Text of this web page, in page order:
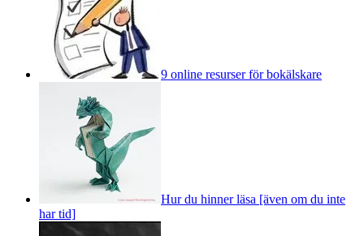
9 online resurser för bokälskare
Hur du hinner läsa [även om du inte
har tid]